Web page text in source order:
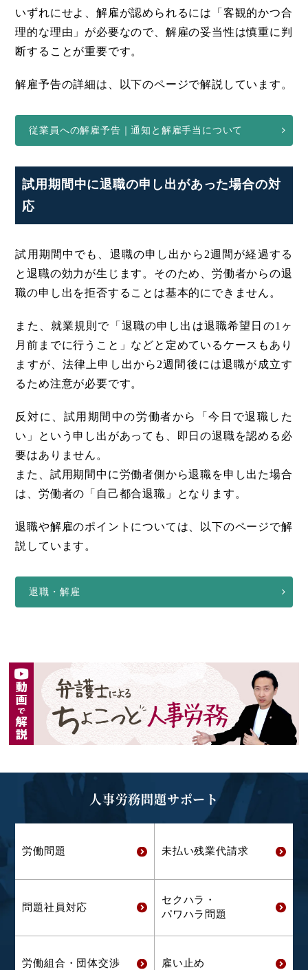
いずれにせよ、解雇が認められるには「客観的かつ合
理的な理由」が必要なので、解雇の妥当性は慎重に判
断することが重要です。
解雇予告の詳細は、以下のページで解説しています。
従業員への解雇予告｜通知と解雇手当について
試用期間中に退職の申し出があった場合の対
応
試用期間中でも、退職の申し出から2週間が経過する
と退職の効力が生じます。そのため、労働者からの退
職の申し出を拒否することは基本的にできません。
また、就業規則で「退職の申し出は退職希望日の1ヶ
月前までに行うこと」などと定めているケースもあり
ますが、法律上申し出から2週間後には退職が成立す
るため注意が必要です。
反対に、試用期間中の労働者から「今日で退職した
い」という申し出があっても、即日の退職を認める必
要はありません。
また、試用期間中に労働者側から退職を申し出た場合
は、労働者の「自己都合退職」となります。
退職や解雇のポイントについては、以下のページで解
説しています。
退職・解雇
人事労務問題サポート
労働問題 未払い残業代請求
問題社員対応
セクハラ・
パワハラ問題
労働組合・ 団体交渉 雇い止め